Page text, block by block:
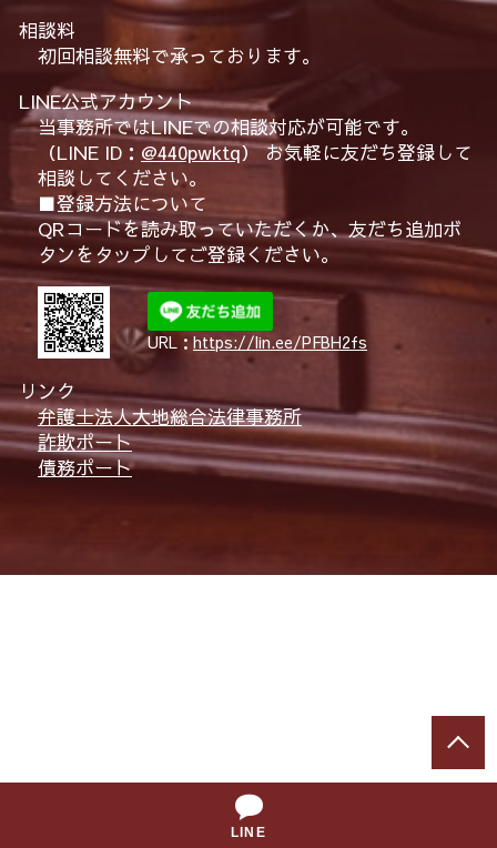
相談料
初回相談無料で承っております。
LINE公式アカウント
当事務所ではLINEでの相談対応が可能です。
（LINE ID： @440pwktq） お気軽に友だち登録して
相談してください。
■登録方法について
QRコードを読み取っていただくか、友だち追加ボ
タンをタップしてご登録ください。
URL： https://lin.ee/PFBH2fs
リンク
弁護士法人大地総合法律事務所
詐欺ポート
債務ポート